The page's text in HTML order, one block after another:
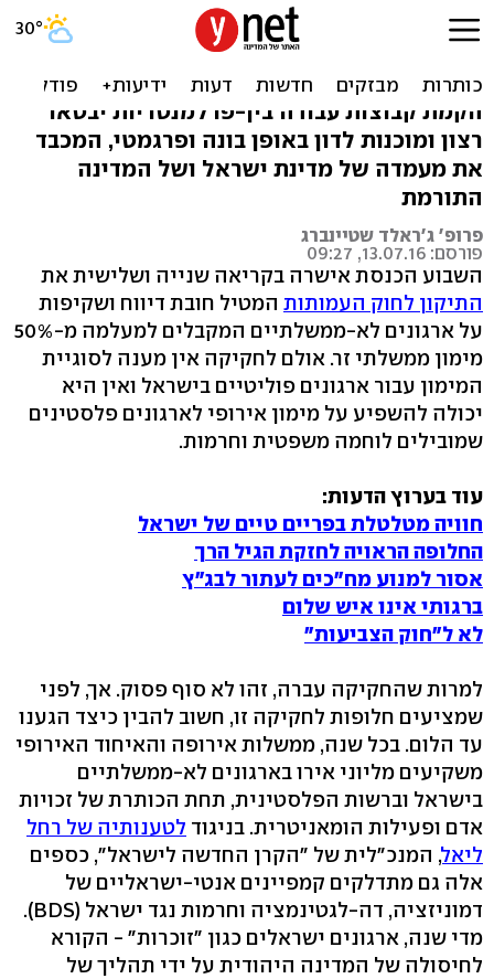
חוק העמותות: הזדמנות
לשיפור היחסים עם אירופה
הקמת קבוצות עבודה בין-פרלמנטריות יבטאו
רצון ומוכנות לדון באופן בונה ופרגמטי, המכבד
את מעמדה של מדינת ישראל ושל המדינה
התורמת
פרופ' ג'ראלד שטיינברג
פורסם: 13.07.16, 09:27
השבוע הכנסת אישרה בקריאה שנייה ושלישית את
התיקון לחוק העמותות המטיל חובת דיווח ושקיפות
על ארגונים לא-ממשלתיים המקבלים למעלמה מ-50%
מימון ממשלתי זר. אולם לחקיקה אין מענה לסוגיית
המימון עבור ארגונים פוליטיים בישראל ואין היא
יכולה להשפיע על מימון אירופי לארגונים פלסטינים
שמובילים לוחמה משפטית וחרמות.
עוד בערוץ הדעות:
חוויה מטלטלת בפריים טיים של ישראל
החלופה הראויה לחזקת הגיל הרך
אסור למנוע מח"כים לעתור לבג"ץ
ברגותי אינו איש שלום
לא ל"חוק הצביעות"
למרות שהחקיקה עברה, זהו לא סוף פסוק. אך, לפני
שמציעים חלופות לחקיקה זו, חשוב להבין כיצד הגענו
עד הלום. בכל שנה, ממשלות אירופה והאיחוד האירופי
משקיעים מליוני אירו בארגונים לא-ממשלתיים
בישראל וברשות הפלסטינית, תחת הכותרת של זכויות
אדם ופעילות הומאניטרית. בניגוד לטענותיה של רחל
ליאל, המנכ"לית של "הקרן החדשה לישראל", כספים
אלה גם מתדלקים קמפיינים אנטי-ישראליים של
דמוניזציה, דה-לגטינמציה וחרמות נגד ישראל (BDS).
מדי שנה, ארגונים ישראלים כגון "זוכרות" - הקורא
לחיסולה של המדינה היהודית על ידי תהליך של